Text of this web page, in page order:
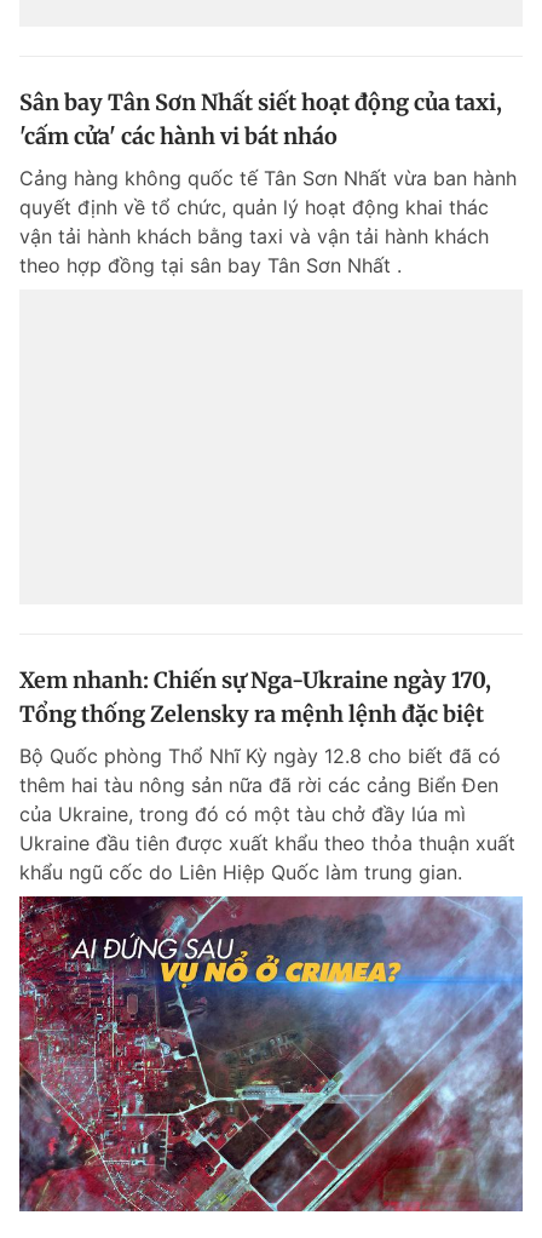
Sân bay Tân Sơn Nhất siết hoạt động của taxi,
'cấm cửa' các hành vi bát nháo
Cảng hàng không quốc tế Tân Sơn Nhất vừa ban hành
quyết định về tổ chức, quản lý hoạt động khai thác
vận tải hành khách bằng taxi và vận tải hành khách
theo hợp đồng tại sân bay Tân Sơn Nhất .
Xem nhanh: Chiến sự Nga-Ukraine ngày 170,
Tổng thống Zelensky ra mệnh lệnh đặc biệt
Bộ Quốc phòng Thổ Nhĩ Kỳ ngày 12.8 cho biết đã có
thêm hai tàu nông sản nữa đã rời các cảng Biển Đen
của Ukraine, trong đó có một tàu chở đầy lúa mì
Ukraine đầu tiên được xuất khẩu theo thỏa thuận xuất
khẩu ngũ cốc do Liên Hiệp Quốc làm trung gian.